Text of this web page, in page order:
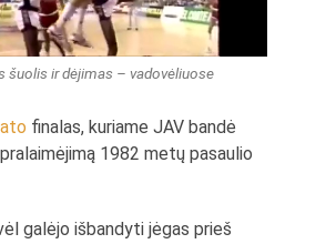
šuolis ir dėjimas – vadovėliuose
finalas, kuriame JAV bandė
1982 metų pasaulio
galėjo išbandyti jėgas prieš